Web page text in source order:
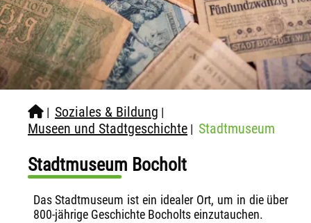
| Soziales & Bildung |
Museen und Stadtgeschichte | Stadtmuseum
Stadtmuseum Bocholt
Das Stadtmuseum ist ein idealer Ort, um in die über
800-jährige Geschichte Bocholts einzutauchen.